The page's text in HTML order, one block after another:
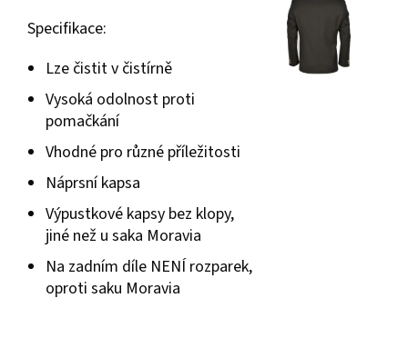
Specifikace:
Lze čistit v čistírně
Vysoká odolnost proti
pomačkání
Vhodné pro různé příležitosti
Náprsní kapsa
Výpustkové kapsy bez klopy,
jiné než u saka Moravia
Na zadním díle NENÍ rozparek,
oproti saku Moravia